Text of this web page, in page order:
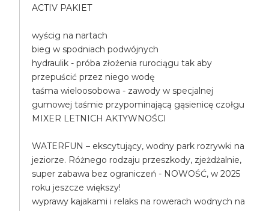
ACTIV PAKIET
wyścig na nartach
bieg w spodniach podwójnych
hydraulik - próba złożenia rurociągu tak aby
przepuścić przez niego wodę
taśma wieloosobowa - zawody w specjalnej
gumowej taśmie przypominającą gąsienicę czołgu
MIXER LETNICH AKTYWNOŚCI
WATERFUN – ekscytujący, wodny park rozrywki na
jeziorze. Różnego rodzaju przeszkody, zjeżdżalnie,
super zabawa bez ograniczeń - NOWOŚĆ, w 2025
roku jeszcze większy!
wyprawy kajakami i relaks na rowerach wodnych na